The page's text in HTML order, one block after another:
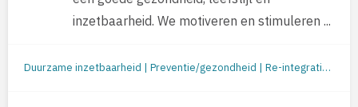
inzetbaarheid. We motiveren en stimuleren ...
Duurzame inzetbaarheid | Preventie/gezondheid | Re-integratie: begeleiding naar werk | Jobcoaching | Loopbaanbegeleiding | Loopbaanontwikkeling | Mobiliteit